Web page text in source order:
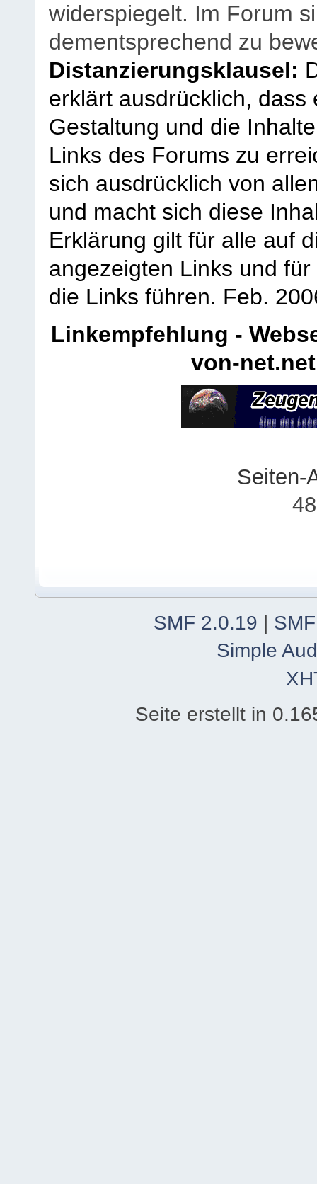
widerspiegelt. Im Forum
dementsprechend zu
Distanzierungsklausel:
erklärt ausdrücklich,
Gestaltung und die
Links des Forums zu
sich ausdrücklich von
und macht sich diese
Erklärung gilt für alle auf
angezeigten Links und
die Links führen. Feb.
Linkempfehlung -
von-net.net
Seiten-
SMF 2.0.19 |
Simple
Seite erstellt in